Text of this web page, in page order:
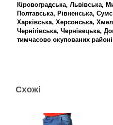
Кіровоградська, Львівська,
Полтавська, Рівненська,
Харківська, Херсонська,
Чернігівська, Чернівецька,
тимчасово окупованих
Схожі